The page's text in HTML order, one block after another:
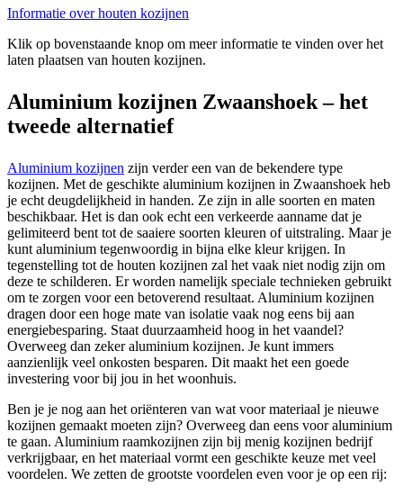
Informatie over houten kozijnen
Klik op bovenstaande knop om meer informatie te vinden over het
laten plaatsen van houten kozijnen.
Aluminium kozijnen Zwaanshoek – het
tweede alternatief
Aluminium kozijnen zijn verder een van de bekendere type
kozijnen. Met de geschikte aluminium kozijnen in Zwaanshoek heb
je echt deugdelijkheid in handen. Ze zijn in alle soorten en maten
beschikbaar. Het is dan ook echt een verkeerde aanname dat je
gelimiteerd bent tot de saaiere soorten kleuren of uitstraling. Maar je
kunt aluminium tegenwoordig in bijna elke kleur krijgen. In
tegenstelling tot de houten kozijnen zal het vaak niet nodig zijn om
deze te schilderen. Er worden namelijk speciale technieken gebruikt
om te zorgen voor een betoverend resultaat. Aluminium kozijnen
dragen door een hoge mate van isolatie vaak nog eens bij aan
energiebesparing. Staat duurzaamheid hoog in het vaandel?
Overweeg dan zeker aluminium kozijnen. Je kunt immers
aanzienlijk veel onkosten besparen. Dit maakt het een goede
investering voor bij jou in het woonhuis.
Ben je je nog aan het oriënteren van wat voor materiaal je nieuwe
kozijnen gemaakt moeten zijn? Overweeg dan eens voor aluminium
te gaan. Aluminium raamkozijnen zijn bij menig kozijnen bedrijf
verkrijgbaar, en het materiaal vormt een geschikte keuze met veel
voordelen. We zetten de grootste voordelen even voor je op een rij: